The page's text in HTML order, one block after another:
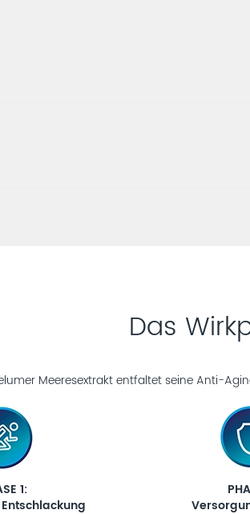
Das
Meeresextrakt entfaltet seine Anti-
1: